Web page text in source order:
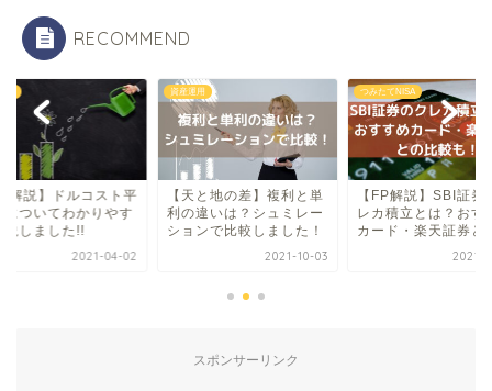
RECOMMEND
と地の差】複利と単
違いは？シュミレー
ンで比較しました！
2021-10-03
つみたてNISA
【FP解説】SBI証券のク
レカ積立とは？おすすめ
カード・楽天証券と...
2021-08-29
資産運用
【FP解説】ドルコ
均法についてわかり
く解説しました!!
2021-
スポンサーリンク